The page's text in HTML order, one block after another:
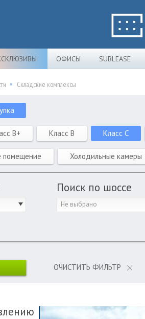
ОФИСЫ SUBLEASE
Складские комплексы
B+ Класс B Класс C
помещение Холодильные камеры
Поиск по шоссе
Не выбрано
ОЧИСТИТЬ ФИЛЬТР